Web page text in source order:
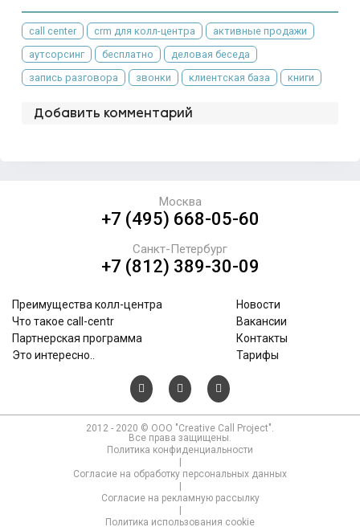
call center crm для колл-центра
активные продажи
аутсорсинг
бесплатно
деловая беседа
запись разговора
звонки клиентская база книги
Добавить комментарий
+7 (495) 668-05-60
Москва
+7 (812) 389-30-09
Санкт-Петербург
Преимущества колл-центра
Что такое call-centr
Партнерская программа
Это интересно..
Новости
Вакансии
Контакты
Тарифы
2012 - 2020 © ООО "Creative Call Project".
Все права защищены.
Политика конфиденциальности
Согласие на обработку персональных данных
Согласие на рекламную рассылку
Политика использования cookie